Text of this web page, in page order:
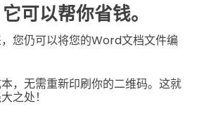
可以帮你省钱。
您仍可以将您的Word文档文件编
，无需重新印刷你的二维码。这就
之处！